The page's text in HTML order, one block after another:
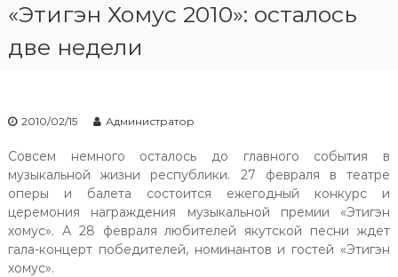
«Этигэн Хомус 2010»: осталось
две недели
2010/02/15 Администратор
Совсем немного осталось до главного события в
музыкальной жизни республики. 27 февраля в театре
оперы и балета состоится ежегодный конкурс и
церемония награждения музыкальной премии «Этигэн
хомус». А 28 февраля любителей якутской песни ждет
гала-концерт победителей, номинантов и гостей «Этигэн
хомус».